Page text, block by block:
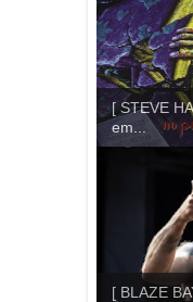
[ STEVE
em...
[ BLAZE